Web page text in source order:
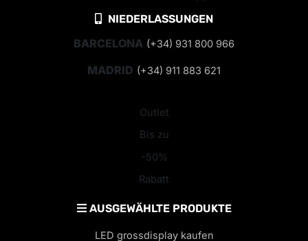
NIEDERLASSUNGEN
BARCELONA (+34) 931 800 966
MADRID (+34) 911 883 621
Outlet
Bis zu
-50%
Rabatt
AUSGEWÄHLTE PRODUKTE
LED grossdisplay kaufen